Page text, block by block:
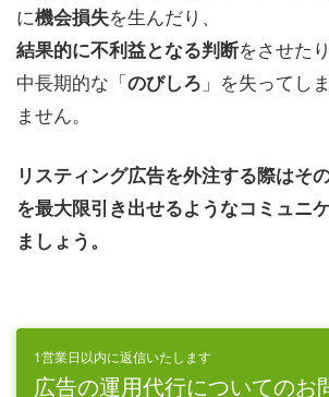
に機会損失を生んだり、
結果的に不利益となる判断をさせたり
中長期的な「のびしろ 」を失ってし
ません。
リスティング広告を外注する際はそ
を最大限引き出せるようなコミュニ
ましょう。
1営業日以内に返信いたします
広告の運用代行についてのお